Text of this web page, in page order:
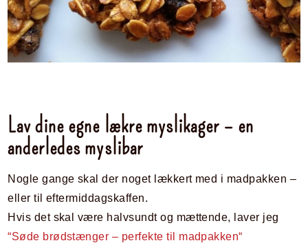
Lav dine egne lækre myslikager – en
anderledes myslibar
Nogle gange skal der noget lækkert med i madpakken –
eller til eftermiddagskaffen.
Hvis det skal være halvsundt og mættende, laver jeg
“Søde brødstænger – perfekte til madpakken“